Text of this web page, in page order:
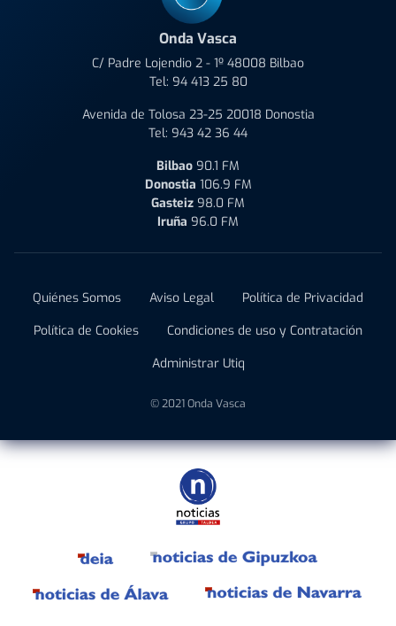
Onda Vasca
C/ Padre Lojendio 2 - 1º 48008 Bilbao
Tel: 94 413 25 80
Avenida de Tolosa 23-25 20018 Donostia
Tel: 943 42 36 44
Bilbao 90.1 FM
Donostia 106.9 FM
Gasteiz 98.0 FM
Iruña 96.0 FM
Quiénes Somos Aviso Legal
Política de Privacidad
Política de Cookies
Condiciones de uso y Contratación
Administrar Utiq
© 2021 Onda Vasca